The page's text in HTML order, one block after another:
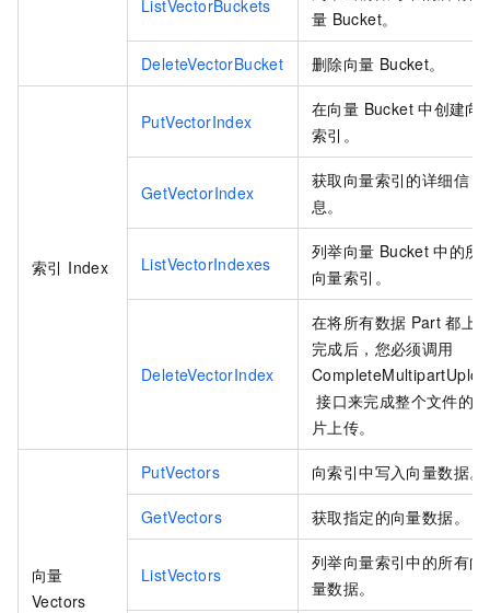
ListVectorBuckets
量 Bucket。
DeleteVectorBucket 删除向量 Bucket。
索引 Index
PutVectorIndex
在向量 Bucket 中创建向
索引。
GetVectorIndex
获取向量索引的详细信
息。
ListVectorIndexes
列举向量 Bucket 中的所
向量索引。
DeleteVectorIndex
在将所有数据 Part 都上
完成后，您必须调用
接口来完成整个文件的分
片上传。
向量
Vectors
PutVectors 向索引中写入向量数据。
GetVectors 获取指定的向量数据。
ListVectors
列举向量索引中的所有向
量数据。